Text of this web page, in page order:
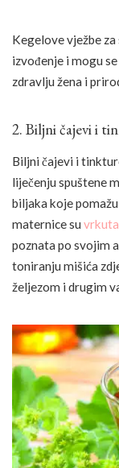
Kegelove vježbe
izvođenje i mogu
zdravlju žena i
2. Biljni čajevi i
Biljni čajevi i
liječenju spuštene
biljaka koje
maternice su vrkuta
poznata po svojim
toniranju mišića
željezom i drugim